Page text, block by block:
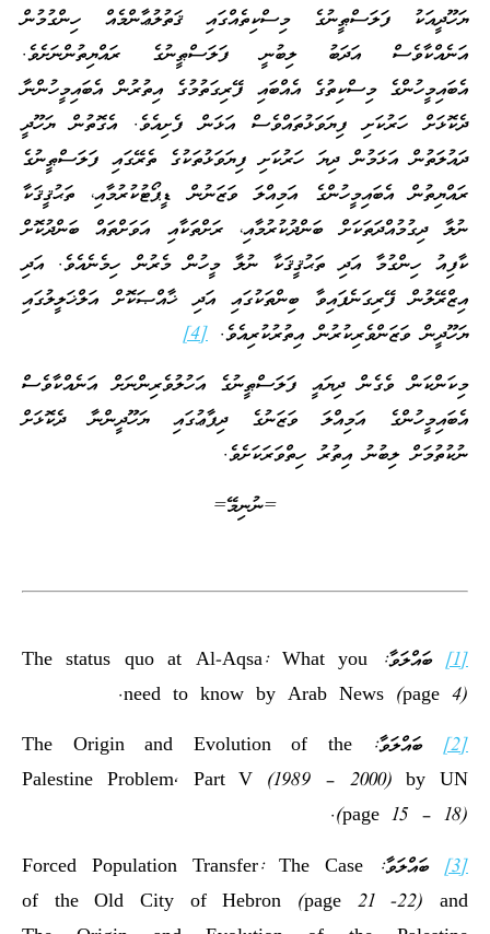
ޔަހޫދީއަކު ފަލަސްޠީނުގެ މިސްކިތެއްގައި ޤަތުލުޢާންމެއް ހިންގުމުން
އަނެއްކާވެސް އަދަބު ލިބުނީ ފަލަސްޠީނުގެ ރައްޔިތުންނަށެވެ.
އެބައިމީހުންގެ މިސްކިތުގެ އެއްބައި ފޭރިގަތުމުގެ އިތުރުން އެބައިމީހުންނާ
ދެކޮޅަށް ހަރުކަށި ފިޔަވަޅުތައްވެސް އަޅަން ފެށިއެވެ. އެގޮތުން ޔަހޫދީ
ދައުލަތުން އަޅަމުން ދިޔަ ހަރުކަށި ފިޔަވަޅުތަކުގެ ތެރޭގައި ފަލަސްޠީނުގެ
ރައްޔިތުން އެބައިމީހުންގެ އަމިއްލަ ވަޒަނުން ޑީޕޯޓުކުރުމާއި، ތަޙުޤީޤަކާ
ނުލާ ދިގުމުއްދަތަކަށް ބަންދުކުރުމާއި، ރަށްތަކާއި އަވަށްތައް ބަންދުކޮށް
ކާފިއު ހިންގުމާ އަދި ތަޙުޤީޤަކާ ނުލާ މީހުން މެރުން ހިމެނެއެވެ. އަދި
އިޒްރޭލުން ފޭރިގަނެފައިވާ ބިންތަކުގައި އަދި ޚާއްޞަކޮށް އަލްޚަލީލުގައި
ޔަހޫދީން ވަޒަންވެރިކުރުން އިތުރުކުރިއެވެ. [4]
މިކަންކަން ވެގެން ދިޔައީ ފަލަސްޠީނުގެ އަހުލުވެރިންނަށް އަނެއްކާވެސް
އެބައިމީހުންގެ އަމިއްލަ ވަޒަނުގެ ދިފާޢުގައި ޔަހޫދީންނާ ދެކޮޅަށް
ނުކުތުމަށް ލިބުނު އިތުރު ހިތްވަރަކަށެވެ.
=ނުނިމޭ=
[1]
ބައްލަވާ: The status quo at Al-Aqsa: What you
need to know by Arab News (page 4).
[2]
ބައްލަވާ: The Origin and Evolution of the
Palestine Problem, Part V (1989 – 2000) by UN
(page 15 – 18).
[3]
ބައްލަވާ: Forced Population Transfer: The Case
of the Old City of Hebron (page 21 -22) and